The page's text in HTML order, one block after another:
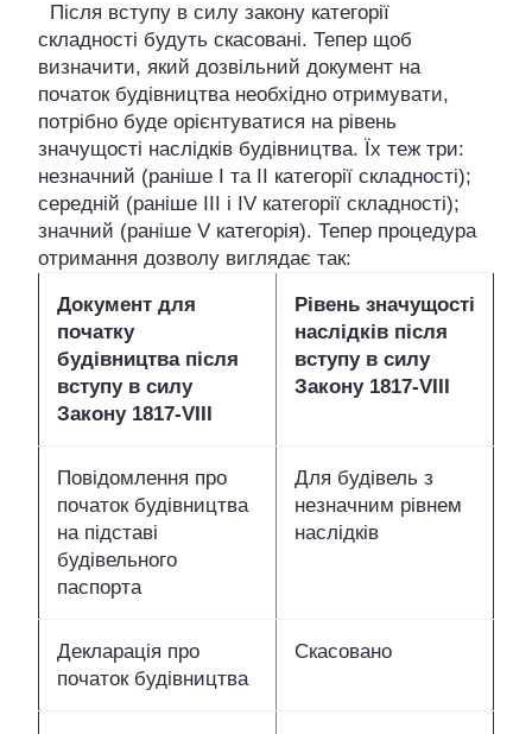
Після вступу в силу закону категорії
складності будуть скасовані. Тепер щоб
визначити, який дозвільний документ на
початок будівництва необхідно отримувати,
потрібно буде орієнтуватися на рівень
значущості наслідків будівництва. Їх теж три:
незначний (раніше I та II категорії складності);
середній (раніше III і IV категорії складності);
значний (раніше V категорія). Тепер процедура
отримання дозволу виглядає так:
Документ для
початку
будівництва після
вступу в силу
Закону 1817-VIII
Рівень значущості
наслідків після
вступу в силу
Закону 1817-VIII
Повідомлення про
початок будівництва
на підставі
будівельного
паспорта
Для будівель з
незначним рівнем
наслідків
Декларація про
початок будівництва
Скасовано